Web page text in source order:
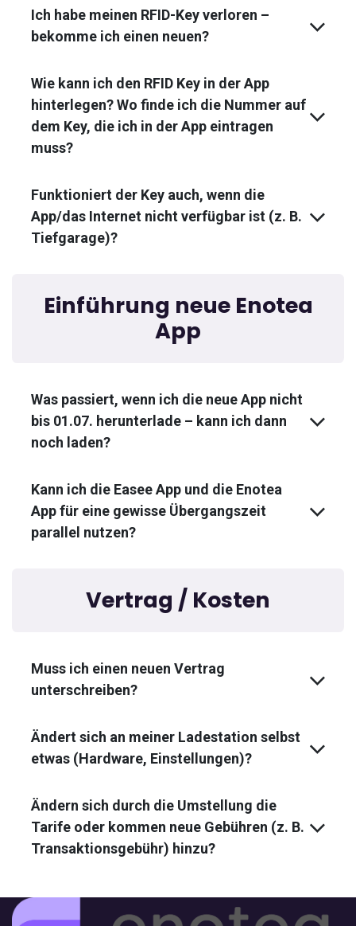
Ich habe meinen RFID-Key verloren –
bekomme ich einen neuen?
Wie kann ich den RFID Key in der App
hinterlegen? Wo finde ich die Nummer auf
dem Key, die ich in der App eintragen
muss?
Funktioniert der Key auch, wenn die
App/das Internet nicht verfügbar ist (z. B.
Tiefgarage)?
Einführung neue Enotea
App
Was passiert, wenn ich die neue App nicht
bis 01.07. herunterlade – kann ich dann
noch laden?
Kann ich die Easee App und die Enotea
App für eine gewisse Übergangszeit
parallel nutzen?
Vertrag / Kosten
Muss ich einen neuen Vertrag
unterschreiben?
Ändert sich an meiner Ladestation selbst
etwas (Hardware, Einstellungen)?
Ändern sich durch die Umstellung die
Tarife oder kommen neue Gebühren (z. B.
Transaktionsgebühr) hinzu?